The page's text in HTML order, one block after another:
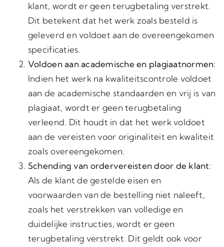
klant, wordt er geen terugbetaling verstrekt.
Dit betekent dat het werk zoals besteld is
geleverd en voldoet aan de overeengekomen
specificaties.
Voldoen aan academische en plagiaatnormen:
Indien het werk na kwaliteitscontrole voldoet
aan de academische standaarden en vrij is van
plagiaat, wordt er geen terugbetaling
verleend. Dit houdt in dat het werk voldoet
aan de vereisten voor originaliteit en kwaliteit
zoals overeengekomen.
Schending van ordervereisten door de klant:
Als de klant de gestelde eisen en
voorwaarden van de bestelling niet naleeft,
zoals het verstrekken van volledige en
duidelijke instructies, wordt er geen
terugbetaling verstrekt. Dit geldt ook voor